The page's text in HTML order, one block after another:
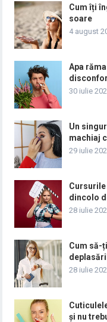
Cum îți
soare
4 august
Apa
30 iulie
Un
machiaj
29 iulie
dincolo
28 iulie
Cum să-
28 iulie
și nu